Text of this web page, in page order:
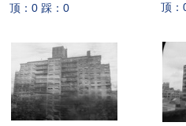
顶：0 踩：0
顶：